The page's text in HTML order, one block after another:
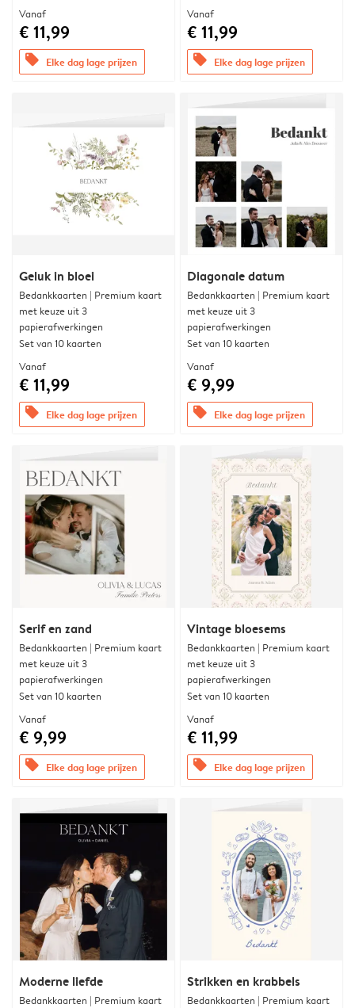
Vanaf
€ 11,99
offers Elke dag lage prijzen
Vanaf
€ 11,99
offers Elke dag lage prijzen
Geluk in bloei
Bedankkaarten | Premium kaart
met keuze uit 3
papierafwerkingen
Set van 10 kaarten
Vanaf
€ 11,99
offers Elke dag lage prijzen
Diagonale datum
Bedankkaarten | Premium kaart
met keuze uit 3
papierafwerkingen
Set van 10 kaarten
Vanaf
€ 9,99
offers Elke dag lage prijzen
Serif en zand
Bedankkaarten | Premium kaart
met keuze uit 3
papierafwerkingen
Set van 10 kaarten
Vanaf
€ 9,99
offers Elke dag lage prijzen
Vintage bloesems
Bedankkaarten | Premium kaart
met keuze uit 3
papierafwerkingen
Set van 10 kaarten
Vanaf
€ 11,99
offers Elke dag lage prijzen
Moderne liefde
Bedankkaarten | Premium kaart
Strikken en krabbels
Bedankkaarten | Premium kaart